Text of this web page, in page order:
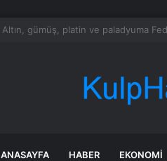
ABD, Suudi Arabistan ile nükleer
ANASAYFA HABER EKONOMI